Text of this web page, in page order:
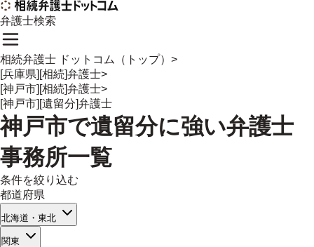
弁護士検索
相続弁護士 ドットコム（トップ） >
[兵庫県][相続]弁護士>
[神戸市][相続]弁護士>
[神戸市][遺留分]弁護士
神戸市で遺留分に強い弁護士
事務所一覧
条件を絞り込む
都道府県
北海道・東北
関東